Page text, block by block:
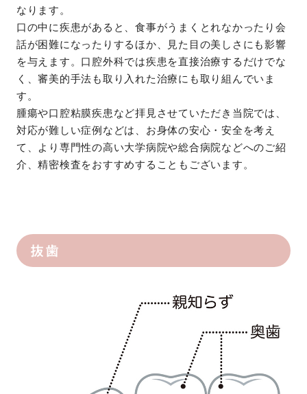
なります。
口の中に疾患があると、食事がうまくとれなかったり会
話が困難になったりするほか、見た目の美しさにも影響
を与えます。口腔外科では疾患を直接治療するだけでな
く、審美的手法も取り入れた治療にも取り組んでいま
す。
腫瘍や口腔粘膜疾患など拝見させていただき当院では、
対応が難しい症例などは、お身体の安心・安全を考え
て、より専門性の高い大学病院や総合病院などへのご紹
介、精密検査をおすすめすることもございます。
抜歯